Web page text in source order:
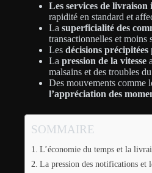
Les services de livraison
rapidité en standard et
La superficialité des
transactionnelles et moins
Les décisions précipitées
La pression de la vitesse
malsains et des troubles
Des mouvements comme
l’appréciation des
SOMMAIRE
L’économie du temps et la
La pression des notifications et